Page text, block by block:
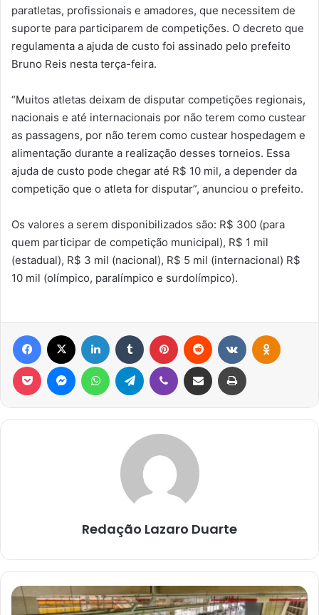
paratletas, profissionais e amadores, que necessitem de
suporte para participarem de competições. O decreto que
regulamenta a ajuda de custo foi assinado pelo prefeito
Bruno Reis nesta terça-feira.
“Muitos atletas deixam de disputar competições regionais,
nacionais e até internacionais por não terem como custear
as passagens, por não terem como custear hospedagem e
alimentação durante a realização desses torneios. Essa
ajuda de custo pode chegar até R$ 10 mil, a depender da
competição que o atleta for disputar”, anunciou o prefeito.
Os valores a serem disponibilizados são: R$ 300 (para
quem participar de competição municipal), R$ 1 mil
(estadual), R$ 3 mil (nacional), R$ 5 mil (internacional) R$
10 mil (olímpico, paralímpico e surdolímpico).
Facebook Linkedin Tumblr Pinterest Reddit
Pocket MessengerWhatsAppTelegram Viber Compartilhar via e-mail Imprimir
Redação Lazaro Duarte
LINHA